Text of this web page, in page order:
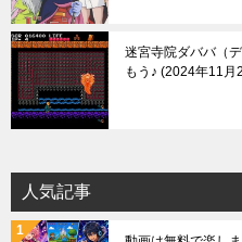
迷宮寺院ダババ（
もう♪ 2024年11月
人気記事